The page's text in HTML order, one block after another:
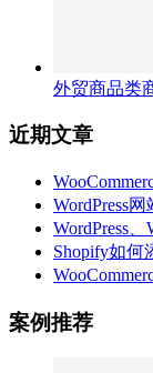
外贸商品类
近期文章
WordPress
WordPress
Shopify如何
案例推荐